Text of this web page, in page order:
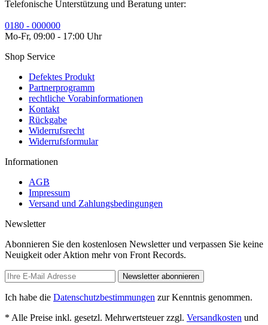
Telefonische Unterstützung und Beratung unter:
0180 - 000000
Mo-Fr, 09:00 - 17:00 Uhr
Shop Service
Defektes Produkt
Partnerprogramm
rechtliche Vorabinformationen
Kontakt
Rückgabe
Widerrufsrecht
Widerrufsformular
Informationen
AGB
Impressum
Versand und Zahlungsbedingungen
Newsletter
Abonnieren Sie den kostenlosen Newsletter und verpassen Sie keine
Neuigkeit oder Aktion mehr von Front Records.
Newsletter abonnieren
Ich habe die Datenschutzbestimmungen zur Kenntnis genommen.
* Alle Preise inkl. gesetzl. Mehrwertsteuer zzgl. Versandkosten und